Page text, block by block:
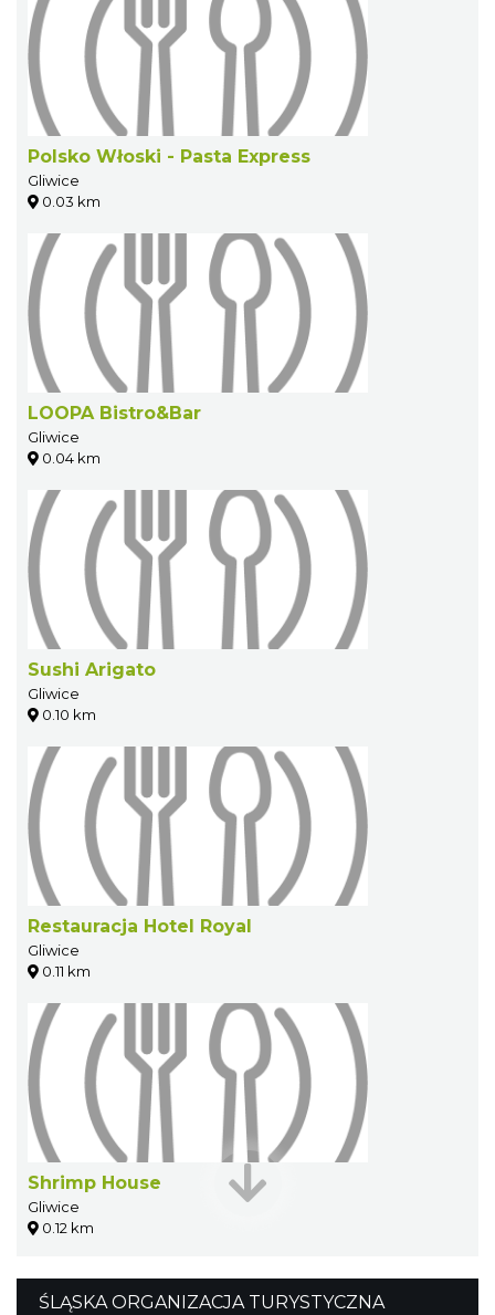
Polsko Włoski - Pasta Express
Gliwice
0.03 km
LOOPA Bistro&Bar
Gliwice
0.04 km
Sushi Arigato
Gliwice
0.10 km
Restauracja Hotel Royal
Gliwice
0.11 km
Shrimp House
Gliwice
0.12 km
ŚLĄSKA ORGANIZACJA TURYSTYCZNA